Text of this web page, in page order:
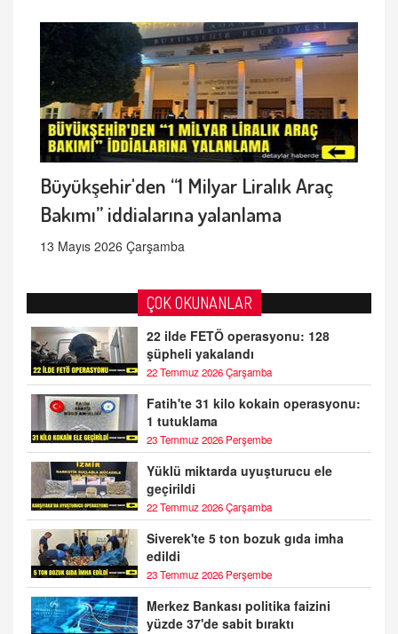
Büyükşehir'den “1 Milyar Liralık Araç
Bakımı” iddialarına yalanlama
13 Mayıs 2026 Çarşamba
ÇOK OKUNANLAR
22 ilde FETÖ operasyonu: 128
şüpheli yakalandı
22 Temmuz 2026 Çarşamba
Fatih'te 31 kilo kokain operasyonu:
1 tutuklama
23 Temmuz 2026 Perşembe
Yüklü miktarda uyuşturucu ele
geçirildi
22 Temmuz 2026 Çarşamba
Siverek'te 5 ton bozuk gıda imha
edildi
23 Temmuz 2026 Perşembe
Merkez Bankası politika faizini
yüzde 37'de sabit bıraktı